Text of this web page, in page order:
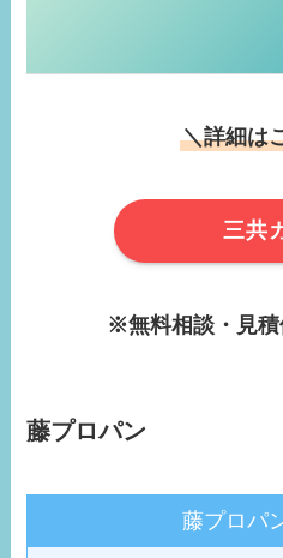
＼詳細は
三共
※無料相談・見
藤プロパン
藤プロパ